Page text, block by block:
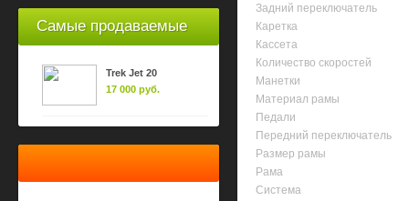
Самые продаваемые
Trek Jet 20
17 000 руб.
Задний переключатель
Каретка
Кассета
Количество скоростей
Манетки
Материал рамы
Педали
Передний переключатель
Размер рамы
Рама
Система